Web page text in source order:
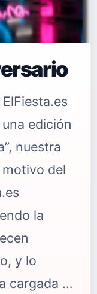
edición
nuestra
del
la
y lo
cargada de